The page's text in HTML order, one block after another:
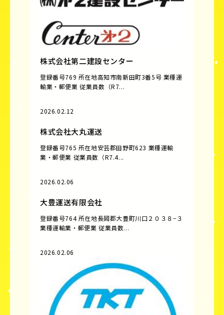
株式会社第二建設センター
登録番号769 所在地高知市南新田町3番5号 業種運
輸業・郵便業 従業員数（R7...
2026.02.12
株式会社大丸運送
登録番号765 所在地安芸郡田野町623 業種運輸
業・郵便業 従業員数（R7.4...
2026.02.06
大豊運送有限会社
登録番号764 所在地長岡郡大豊町川口２０３８−３
業種運輸業・郵便業 従業員数...
2026.02.06